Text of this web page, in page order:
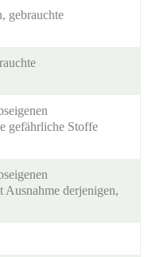
gebrauchte
gefährliche Stoffe
Ausnahme derjenigen,